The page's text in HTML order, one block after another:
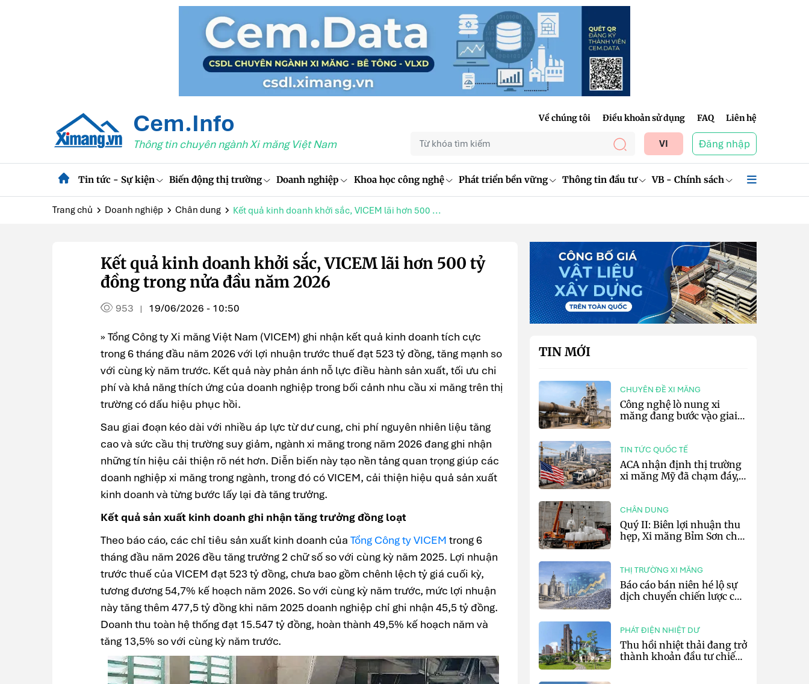
Cem.Info
Thông tin chuyên ngành Xi măng Việt Nam
Về chúng tôi Điều khoản sử dụng FAQ Liên hệ
VI Đăng nhập
Tin tức - Sự kiện Biến động thị trường Doanh nghiệp Khoa học công nghệ Phát triển bền vững Thông tin đầu tư VB - Chính sách
Trang chủ Doanh nghiệp Chân dung Kết quả kinh doanh khởi sắc, VICEM lãi hơn 500 ...
Kết quả kinh doanh khởi sắc, VICEM lãi hơn 500 tỷ
đồng trong nửa đầu năm 2026
953 | 19/06/2026 - 10:50
» Tổng Công ty Xi măng Việt Nam (VICEM) ghi nhận kết quả kinh doanh tích cực
trong 6 tháng đầu năm 2026 với lợi nhuận trước thuế đạt 523 tỷ đồng, tăng mạnh so
với cùng kỳ năm trước. Kết quả này phản ánh nỗ lực điều hành sản xuất, tối ưu chi
phí và khả năng thích ứng của doanh nghiệp trong bối cảnh nhu cầu xi măng trên thị
trường có dấu hiệu phục hồi.
Sau giai đoạn kéo dài với nhiều áp lực từ dư cung, chi phí nguyên nhiên liệu tăng
cao và sức cầu thị trường suy giảm, ngành xi măng trong năm 2026 đang ghi nhận
những tín hiệu cải thiện rõ nét hơn. Diễn biến này tạo nền tảng quan trọng giúp các
doanh nghiệp xi măng trong ngành, trong đó có VICEM, cải thiện hiệu quả sản xuất
kinh doanh và từng bước lấy lại đà tăng trưởng.
Kết quả sản xuất kinh doanh ghi nhận tăng trưởng đồng loạt
Theo báo cáo, các chỉ tiêu sản xuất kinh doanh của Tổng Công ty VICEM trong 6
tháng đầu năm 2026 đều tăng trưởng 2 chữ số so với cùng kỳ năm 2025. Lợi nhuận
trước thuế của VICEM đạt 523 tỷ đồng, chưa bao gồm chênh lệch tỷ giá cuối kỳ,
tương đương 54,7% kế hoạch năm 2026. So với cùng kỳ năm trước, mức lợi nhuận
này tăng thêm 477,5 tỷ đồng khi năm 2025 doanh nghiệp chỉ ghi nhận 45,5 tỷ đồng.
Doanh thu toàn hệ thống đạt 15.547 tỷ đồng, hoàn thành 49,5% kế hoạch năm và
tăng 13,5% so với cùng kỳ năm trước.
TIN MỚI
CHUYÊN ĐỀ XI MĂNG
Công nghệ lò nung xi
măng đang bước vào giai
TIN TỨC QUỐC TẾ
ACA nhận định thị trường
xi măng Mỹ đã chạm đáy,
CHÂN DUNG
Quý II: Biên lợi nhuận thu
hẹp, Xi măng Bỉm Sơn chỉ
THỊ TRƯỜNG XI MĂNG
Báo cáo bán niên hé lộ sự
dịch chuyển chiến lược của
PHÁT ĐIỆN NHIỆT DƯ
Thu hồi nhiệt thải đang trở
thành khoản đầu tư chiến